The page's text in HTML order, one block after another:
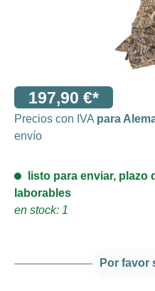
197,90 €*
Precios con IVA para
envío
listo para enviar, plazo
laborables
en stock: 1
Por favor